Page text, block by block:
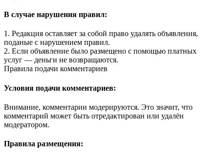
В случае нарушения правил:
1. Редакция оставляет за собой право удалять объявления,
поданые с нарушением правил.
2. Если объявление было размещено с помощью платных
услуг — деньги не возвращаются.
Правила подачи комментариев
Условия подачи комментариев:
Внимание, комментарии модерируются. Это значит, что
комментарий может быть отредактирован или удалён
модератором.
Правила размещения: